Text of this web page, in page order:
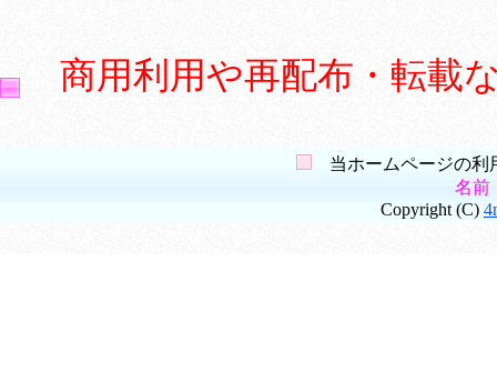
商用利用や再配布・転載
当ホームページの利
名前
Copyright (C)